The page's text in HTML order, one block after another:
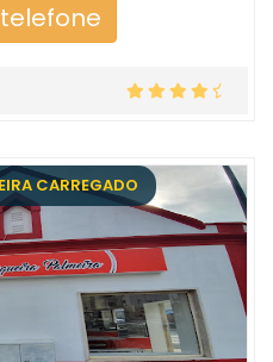
CARREGADO